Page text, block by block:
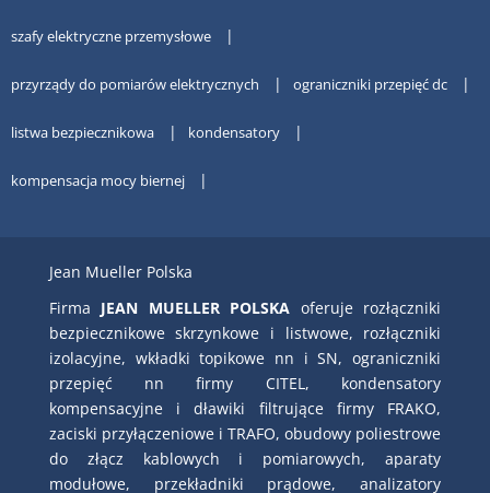
szafy elektryczne przemysłowe
przyrządy do pomiarów elektrycznych ograniczniki przepięć dc
listwa bezpiecznikowa kondensatory
kompensacja mocy biernej
Jean Mueller Polska
Firma JEAN MUELLER POLSKA oferuje rozłączniki
bezpiecznikowe skrzynkowe i listwowe, rozłączniki
izolacyjne, wkładki topikowe nn i SN, ograniczniki
przepięć nn firmy CITEL, kondensatory
kompensacyjne i dławiki filtrujące firmy FRAKO,
zaciski przyłączeniowe i TRAFO, obudowy poliestrowe
do złącz kablowych i pomiarowych, aparaty
modułowe, przekładniki prądowe, analizatory